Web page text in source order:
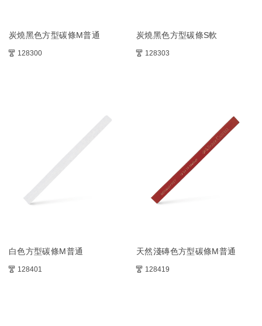
炭燒黑色方型碳條M普通
128300
炭燒黑色方型碳條S軟
128303
白色方型碳條M普通
128401
天然淺磚色方型碳條M普通
128419